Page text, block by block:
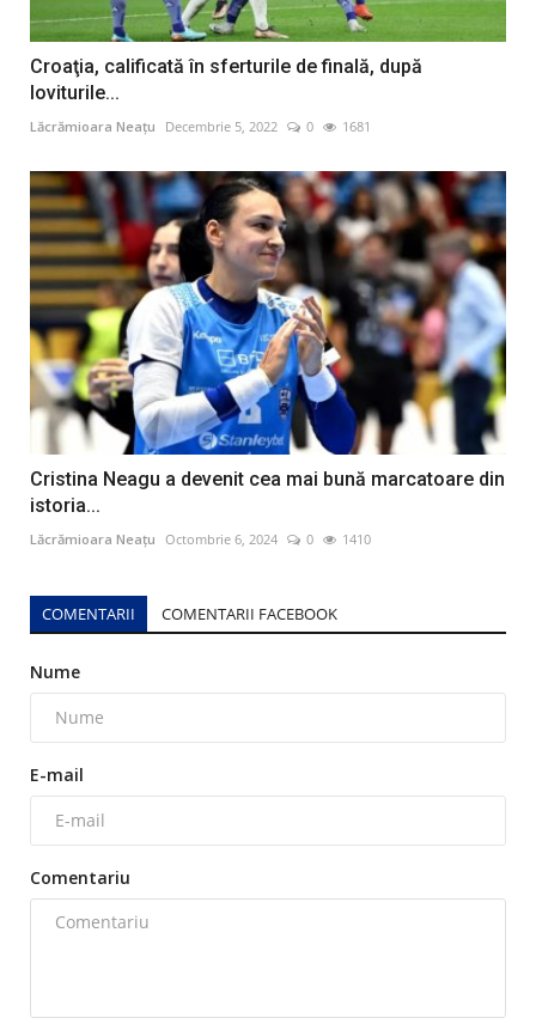
Croaţia, calificată în sferturile de finală, după
loviturile...
Lăcrămioara Neațu Decembrie 5, 2022 0 1681
Cristina Neagu a devenit cea mai bună marcatoare din
istoria...
Lăcrămioara Neațu Octombrie 6, 2024 0 1410
COMENTARII COMENTARII FACEBOOK
Nume
E-mail
Comentariu